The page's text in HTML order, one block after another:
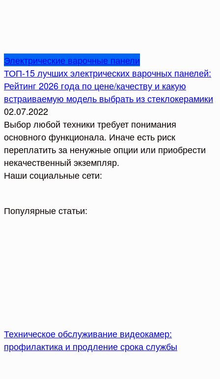
Электрические варочные панели
ТОП-15 лучших электрических варочных панелей:
Рейтинг 2026 года по цене/качеству и какую
встраиваемую модель выбрать из стеклокерамики
02.07.2022
Выбор любой техники требует понимания
основного функционала. Иначе есть риск
переплатить за ненужные опции или приобрести
некачественный экземпляр.
Наши социальные сети:
Популярные статьи:
Техническое обслуживание видеокамер:
профилактика и продление срока службы